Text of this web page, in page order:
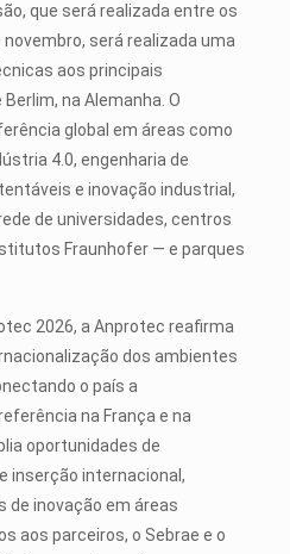
que será realizada entre os
será realizada uma
aos principais
na Alemanha. O
global em áreas como
4.0, engenharia de
e inovação industrial,
de universidades, centros
Fraunhofer — e parques
2026, a Anprotec reafirma
dos ambientes
o país a
na França e na
oportunidades de
inserção internacional,
de inovação em áreas
aos parceiros, o Sebrae e o